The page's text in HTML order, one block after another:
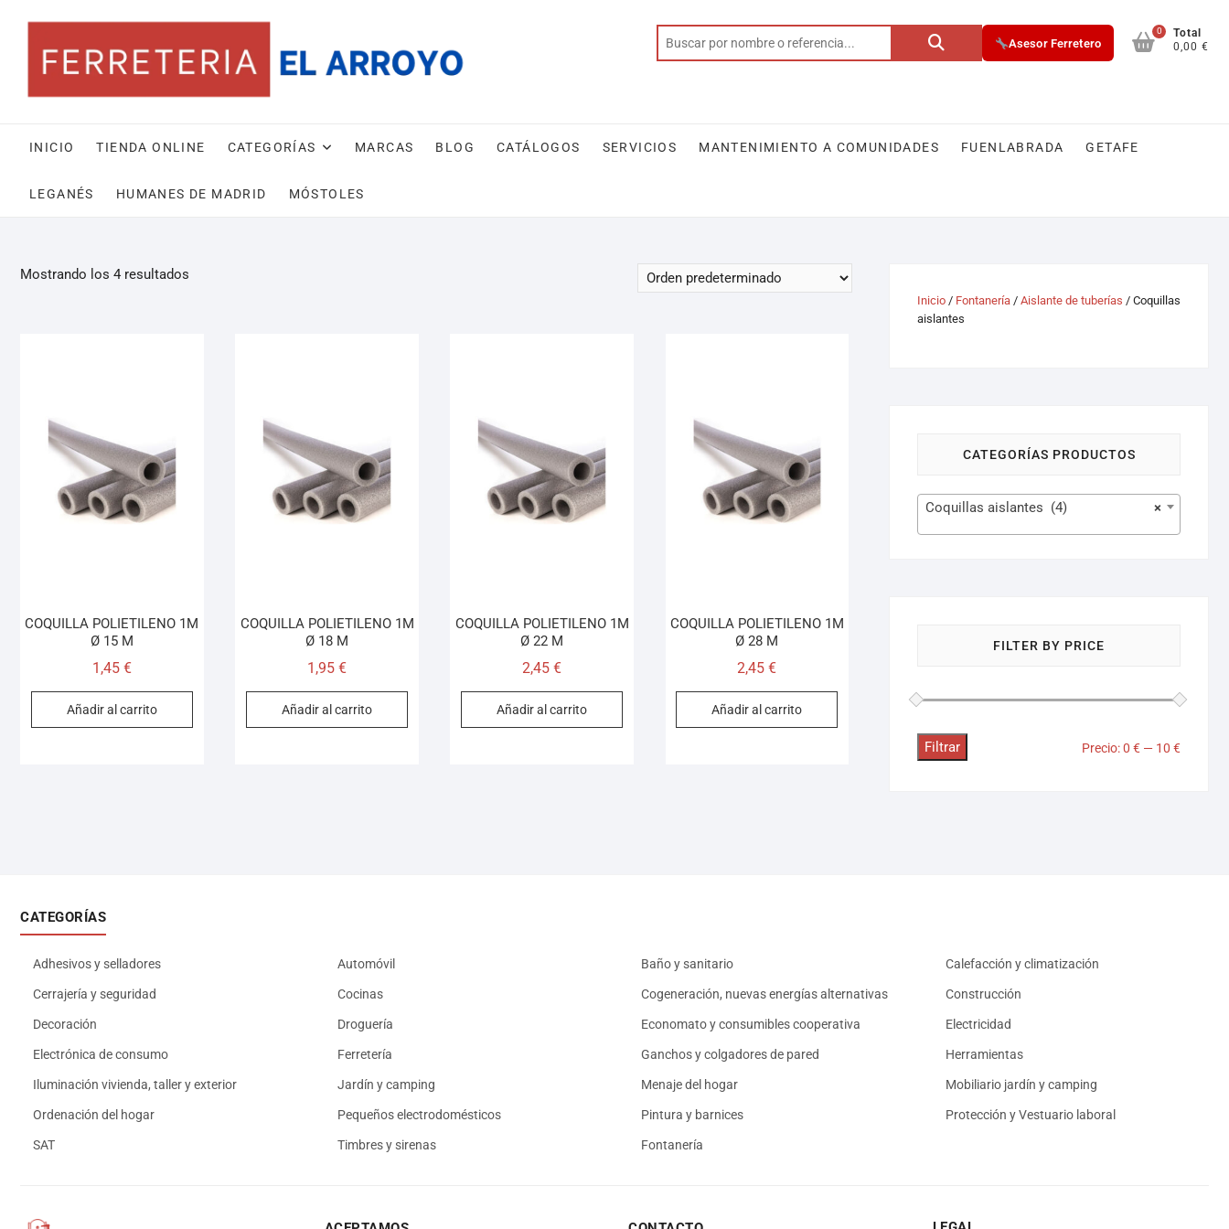
Asesor Ferretero
0
Total
0,00 €
INICIO TIENDA ONLINE CATEGORÍAS MARCAS BLOG CATÁLOGOS SERVICIOS MANTENIMIENTO A COMUNIDADES FUENLABRADA GETAFE
LEGANÉS HUMANES DE MADRID MÓSTOLES
Mostrando los 4 resultados
COQUILLA POLIETILENO 1M
Ø 15 M
1,45 €
Añadir al carrito
COQUILLA POLIETILENO 1M
Ø 18 M
1,95€
Añadir al carrito
COQUILLA POLIETILENO 1M
Ø 22 M
2,45€
Añadir al carrito
COQUILLA POLIETILENO 1M
Ø 28 M
2,45€
Añadir al carrito
Inicio / Fontanería / Aislante de tuberías / Coquillas
aislantes
CATEGORÍAS PRODUCTOS
×
Coquillas aislantes (4)
FILTER BY PRICE
Filtrar Precio:0 € — 10 €
CATEGORÍAS
Adhesivos y selladores Automóvil Baño y sanitario Calefacción y climatización
Cerrajería y seguridad Cocinas Cogeneración, nuevas energías alternativas Construcción
Decoración Droguería Economato y consumibles cooperativa Electricidad
Electrónica de consumo Ferretería Ganchos y colgadores de pared Herramientas
Iluminación vivienda, taller y exterior Jardín y camping Menaje del hogar Mobiliario jardín y camping
Ordenación del hogar Pequeños electrodomésticos Pintura y barnices Protección y Vestuario laboral
SAT Timbres y sirenas Fontanería